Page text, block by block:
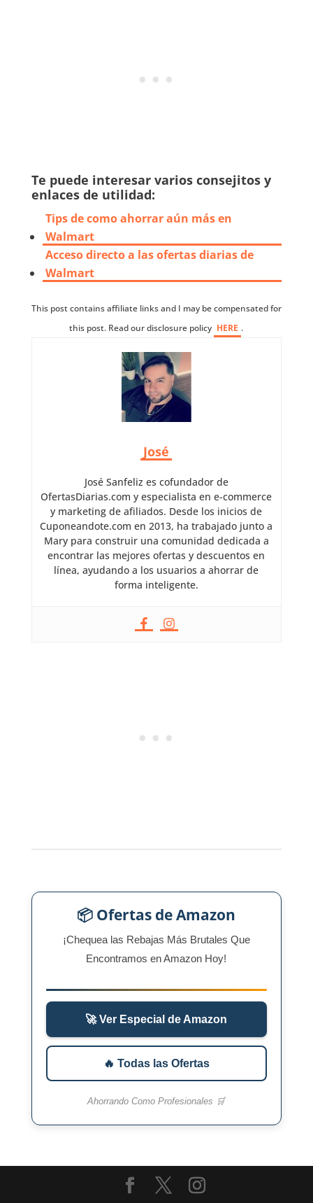
Te puede interesar varios consejitos y
enlaces de utilidad:
Tips de como ahorrar aún más en
Walmart
Acceso directo a las ofertas diarias de
Walmart
This post contains affiliate links and I may be compensated for
this post. Read our disclosure policy HERE .
José
José Sanfeliz es cofundador de
OfertasDiarias.com y especialista en e-commerce
y marketing de afiliados. Desde los inicios de
Cuponeandote.com en 2013, ha trabajado junto a
Mary para construir una comunidad dedicada a
encontrar las mejores ofertas y descuentos en
línea, ayudando a los usuarios a ahorrar de
forma inteligente.
📦 Ofertas de Amazon
¡Chequea las Rebajas Más Brutales Que
Encontramos en Amazon Hoy!
🚀 Ver Especial de Amazon
🔥 Todas las Ofertas
Ahorrando Como Profesionales 🛒